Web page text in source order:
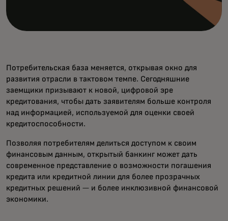
Потребительская база меняется, открывая окно для
развития отрасли в тактовом темпе. Сегодняшние
заемщики призывают к новой, цифровой эре
кредитования, чтобы дать заявителям больше контроля
над информацией, используемой для оценки своей
кредитоспособности.
Позволяя потребителям делиться доступом к своим
финансовым данным, открытый банкинг может дать
современное представление о возможности погашения
кредита или кредитной линии для более прозрачных
кредитных решений — и более инклюзивной финансовой
экономики.